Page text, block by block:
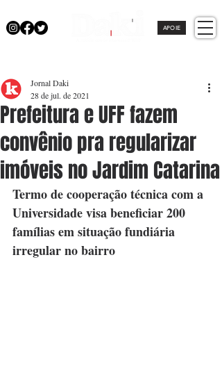
APOIE
Prefeitura e UFF fazem
convênio pra regularizar
imóveis no Jardim Catarina
Jornal Daki
28 de jul. de 2021
Termo de cooperação técnica com a
Universidade visa beneficiar 200
famílias em situação fundiária
irregular no bairro